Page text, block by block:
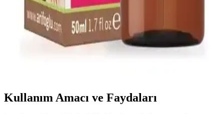
Arifoğlu Hint Yağı 50ml Doğal Cilt ve Saç
Bakımında Kullanılan Bitkisel Yağ
Arifoğlu Hint Yağı, %100 doğal, soğuk sıkım bitkisel içerik ile cilt
Kullanım Amacı ve Faydaları